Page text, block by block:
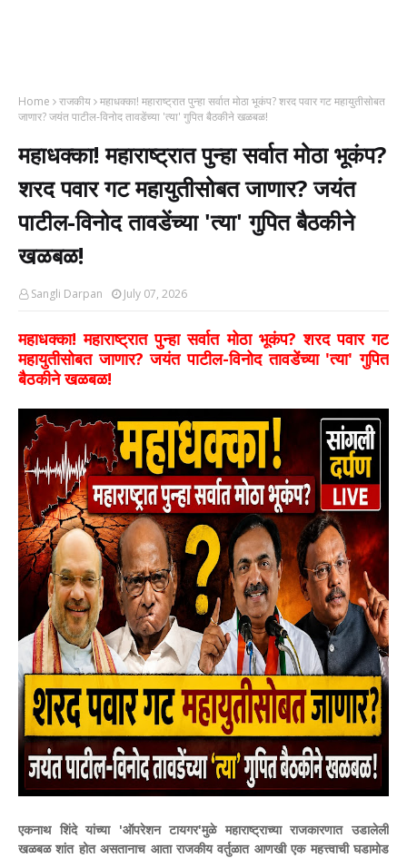
Home राजकीय महाधक्का! महाराष्ट्रात पुन्हा सर्वात मोठा भूकंप? शरद पवार गट महायुतीसोबत
जाणार? जयंत पाटील-विनोद तावडेंच्या 'त्या' गुपित बैठकीने खळबळ!
महाधक्का! महाराष्ट्रात पुन्हा सर्वात मोठा भूकंप?
शरद पवार गट महायुतीसोबत जाणार? जयंत
पाटील-विनोद तावडेंच्या 'त्या' गुपित बैठकीने
खळबळ!
Sangli Darpan July 07, 2026
महाधक्का! महाराष्ट्रात पुन्हा सर्वात मोठा भूकंप? शरद पवार गट
महायुतीसोबत जाणार? जयंत पाटील-विनोद तावडेंच्या 'त्या' गुपित
बैठकीने खळबळ!
एकनाथ शिंदे यांच्या 'ऑपरेशन टायगर'मुळे महाराष्ट्राच्या राजकारणात उडालेली
खळबळ शांत होत असतानाच आता राजकीय वर्तुळात आणखी एक महत्त्वाची घडामोड